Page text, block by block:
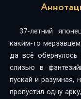
37-летний
каким-то
да всё обернулось
слизью в
пускай и разумная,
пропустил одну